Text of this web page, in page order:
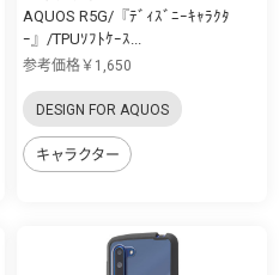
AQUOS R5G/『ﾃﾞｨｽﾞﾆｰｷｬﾗｸﾀ
ｰ』/TPUｿﾌﾄｹｰｽ...
参考価格￥1,650
DESIGN FOR AQUOS
キャラクター